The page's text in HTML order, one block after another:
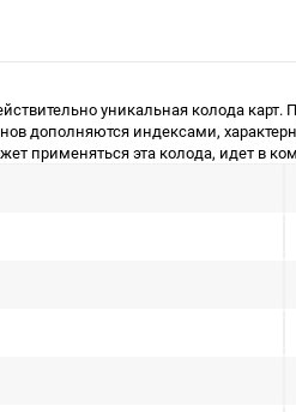
уникальная колода
дополняются индексами,
применяться эта колода, идет в